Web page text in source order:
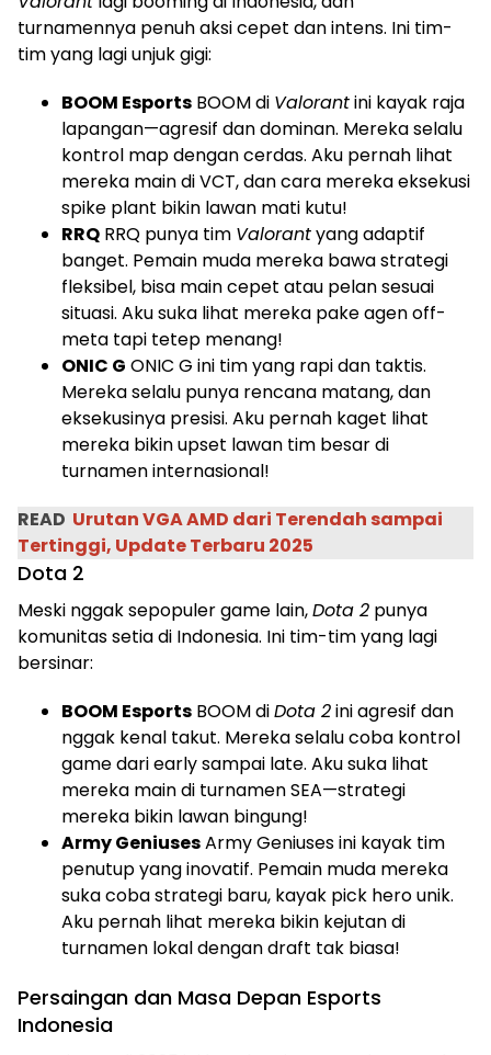
turnamennya penuh aksi cepet dan intens. Ini tim-
tim yang lagi unjuk gigi:
BOOM Esports BOOM di Valorantini kayak raja
lapangan—agresif dan dominan. Mereka selalu
kontrol map dengan cerdas. Aku pernah lihat
mereka main di VCT, dan cara mereka eksekusi
spike plant bikin lawan mati kutu!
RRQ RRQ punya tim Valorantyang adaptif
banget. Pemain muda mereka bawa strategi
fleksibel, bisa main cepet atau pelan sesuai
situasi. Aku suka lihat mereka pake agen off-
meta tapi tetep menang!
ONIC G ONIC G ini tim yang rapi dan taktis.
Mereka selalu punya rencana matang, dan
eksekusinya presisi. Aku pernah kaget lihat
mereka bikin upset lawan tim besar di
turnamen internasional!
READ Urutan VGA AMD dari Terendah sampai
Tertinggi, Update Terbaru 2025
Dota 2
Meski nggak sepopuler game lain,Dota 2 punya
komunitas setia di Indonesia. Ini tim-tim yang lagi
bersinar:
BOOM Esports BOOM diDota 2ini agresif dan
nggak kenal takut. Mereka selalu coba kontrol
game dari early sampai late. Aku suka lihat
mereka main di turnamen SEA—strategi
mereka bikin lawan bingung!
Army GeniusesArmy Geniuses ini kayak tim
penutup yang inovatif. Pemain muda mereka
suka coba strategi baru, kayak pick hero unik.
Aku pernah lihat mereka bikin kejutan di
turnamen lokal dengan draft tak biasa!
Persaingan dan Masa Depan Esports
Indonesia